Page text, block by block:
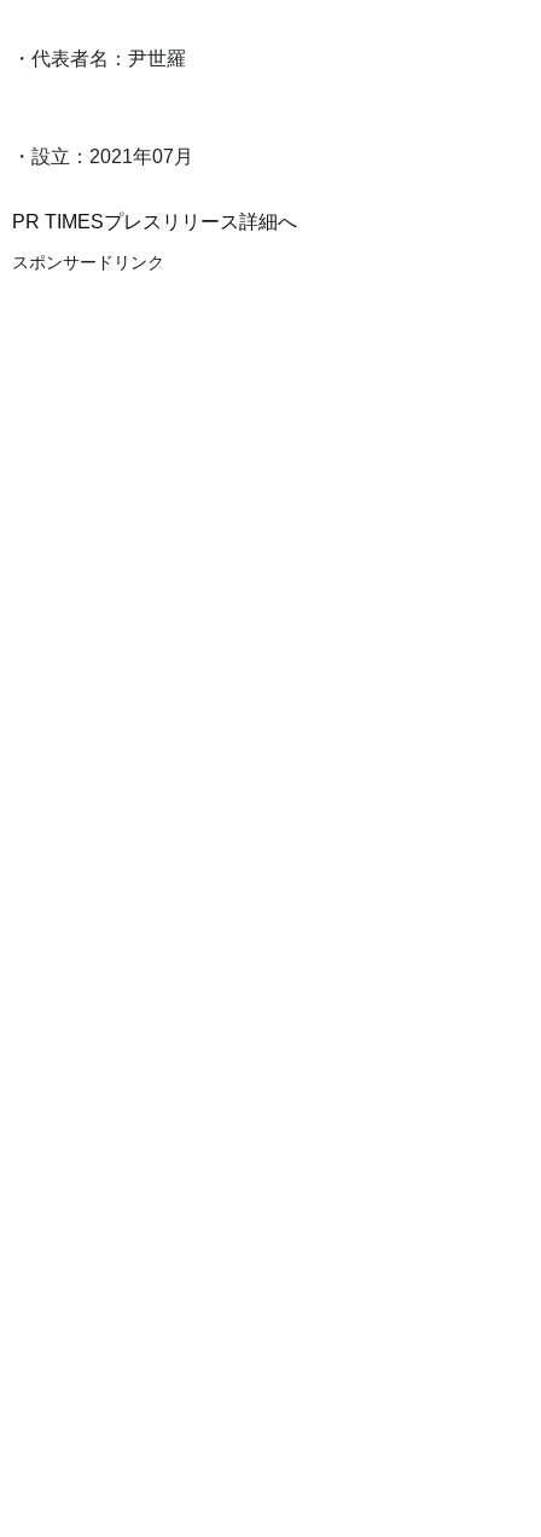
・代表者名：尹世羅
・設立：2021年07月
PR TIMESプレスリリース詳細へ
スポンサードリンク